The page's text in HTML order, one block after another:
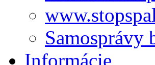
Samosprávy
Informácie